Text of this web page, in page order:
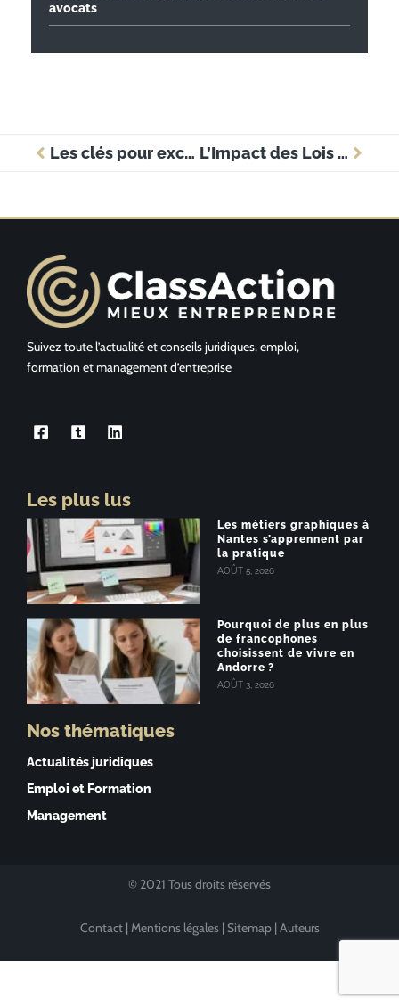
avocats
Les clés pour exceller en tant que manager en entreprise L’Impact des Lois et de la Jurisprudence sur la Vie d’une Entreprise
Suivez toute l’actualité et conseils juridiques, emploi,
formation et management d’entreprise
Les plus lus
Les métiers graphiques à
Nantes s’apprennent par
la pratique
AOÛT 5, 2026
Pourquoi de plus en plus
de francophones
choisissent de vivre en
Andorre ?
AOÛT 3, 2026
Nos thématiques
Actualités juridiques
Emploi et Formation
Management
© 2021 Tous droits réservés
Contact|Mentions légales| Sitemap|Auteurs